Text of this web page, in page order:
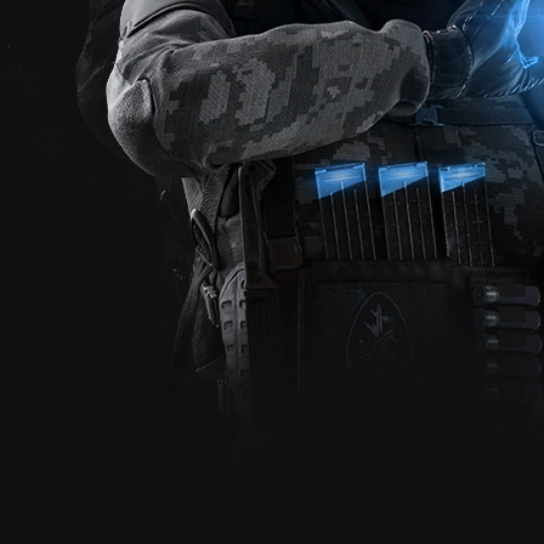
Na forum pojawił się nowy motyw wykonany po
a wraz z nim jeszcze
Zajrzyj do poniższego tematu by